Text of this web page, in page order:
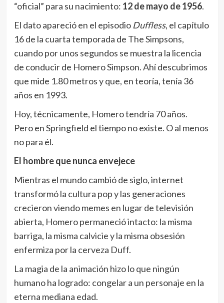
“oficial” para su nacimiento: 12 de mayo de 1956.
El dato apareció en el episodio Duffless, el capítulo
16 de la cuarta temporada de The Simpsons,
cuando por unos segundos se muestra la licencia
de conducir de Homero Simpson. Ahí descubrimos
que mide 1.80 metros y que, en teoría, tenía 36
años en 1993.
Hoy, técnicamente, Homero tendría 70 años.
Pero en Springfield el tiempo no existe. O al menos
no para él.
El hombre que nunca envejece
Mientras el mundo cambió de siglo, internet
transformó la cultura pop y las generaciones
crecieron viendo memes en lugar de televisión
abierta, Homero permaneció intacto: la misma
barriga, la misma calvicie y la misma obsesión
enfermiza por la cerveza Duff.
La magia de la animación hizo lo que ningún
humano ha logrado: congelar a un personaje en la
eterna mediana edad.